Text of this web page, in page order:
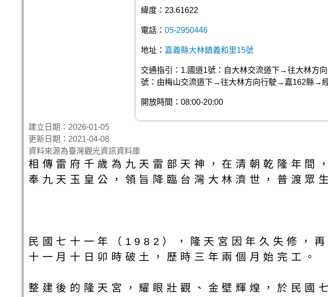
緯度：23.61622
電話： 05-2950446
地址： 嘉義縣大林鎮義和里15號
交通指引：1.國道1號：自大林交流道下→往大林方
號：由梅山交流道下→往大林方向行駛→嘉162縣→
開放時間：08:00-20:00
建立日期：2026-01-05
更新日期：2021-04-08
資料來源為臺灣觀光資訊資料庫
相傳雷府千歲為九天雷部天神，在清朝乾隆年
奉九天玉皇公，領旨降臨台灣大林濟世，普渡眾
民國七十一年（1982），隆天宮因年久失修，
十一月十日卯時破土，歷時三年兩個月始完工。
整建後的隆天宮，耀眼壯觀、金壁輝煌，於民